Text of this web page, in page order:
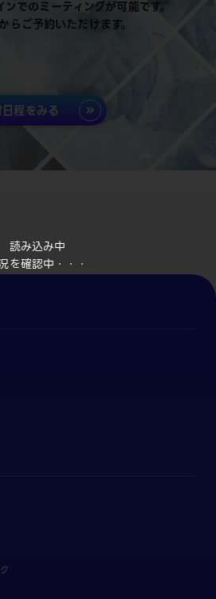
読み込み中
を確認中・・・
でのミーティングが可能です。
らご予約いただけます。
程をみる